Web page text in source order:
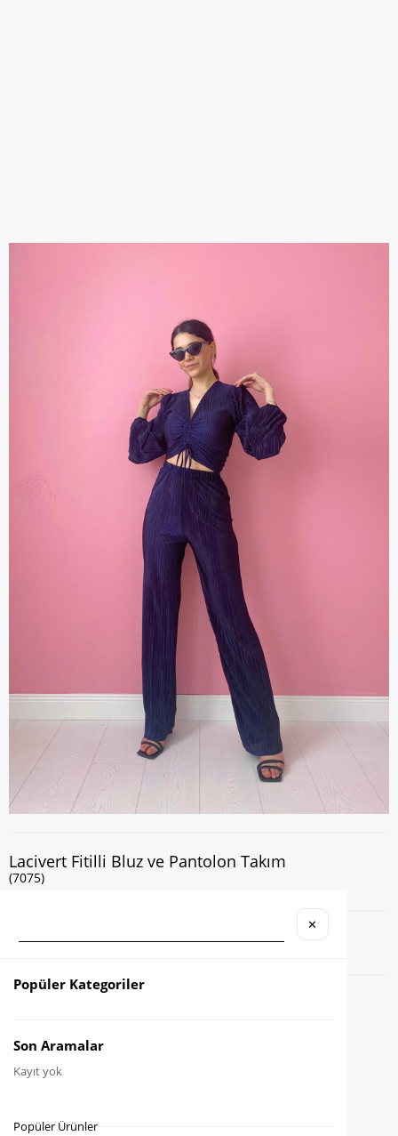
Lacivert Fitilli Bluz ve Pantolon Takım
(7075)
Kapıda Nakit veya Kart ile Ödeme İmkanı
Karşılaştır
Fiyat Düşünce Haber Ver
✕
Popüler Kategoriler
Son Aramalar
Kayıt yok
Popüler Ürünler